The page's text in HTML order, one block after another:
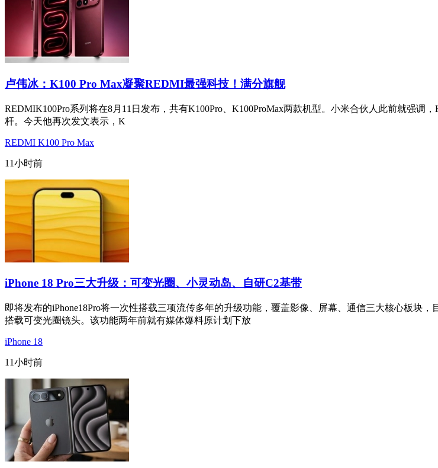
卢伟冰：K100 Pro Max凝聚REDMI最强科技！满分旗舰
REDMIK100Pro系列将在8月11日发布，共有K100Pro、K100ProMax两款机型。小米合伙人此前就强调
杆。今天他再次发文表示，K
REDMI K100 Pro Max
11小时前
iPhone 18 Pro三大升级：可变光圈、小灵动岛、自研C2基带
即将发布的iPhone18Pro将一次性搭载三项流传多年的升级功能，覆盖影像、屏幕、通信三大核心板块
搭载可变光圈镜头。该功能两年前就有媒体爆料原计划下放
iPhone 18
11小时前